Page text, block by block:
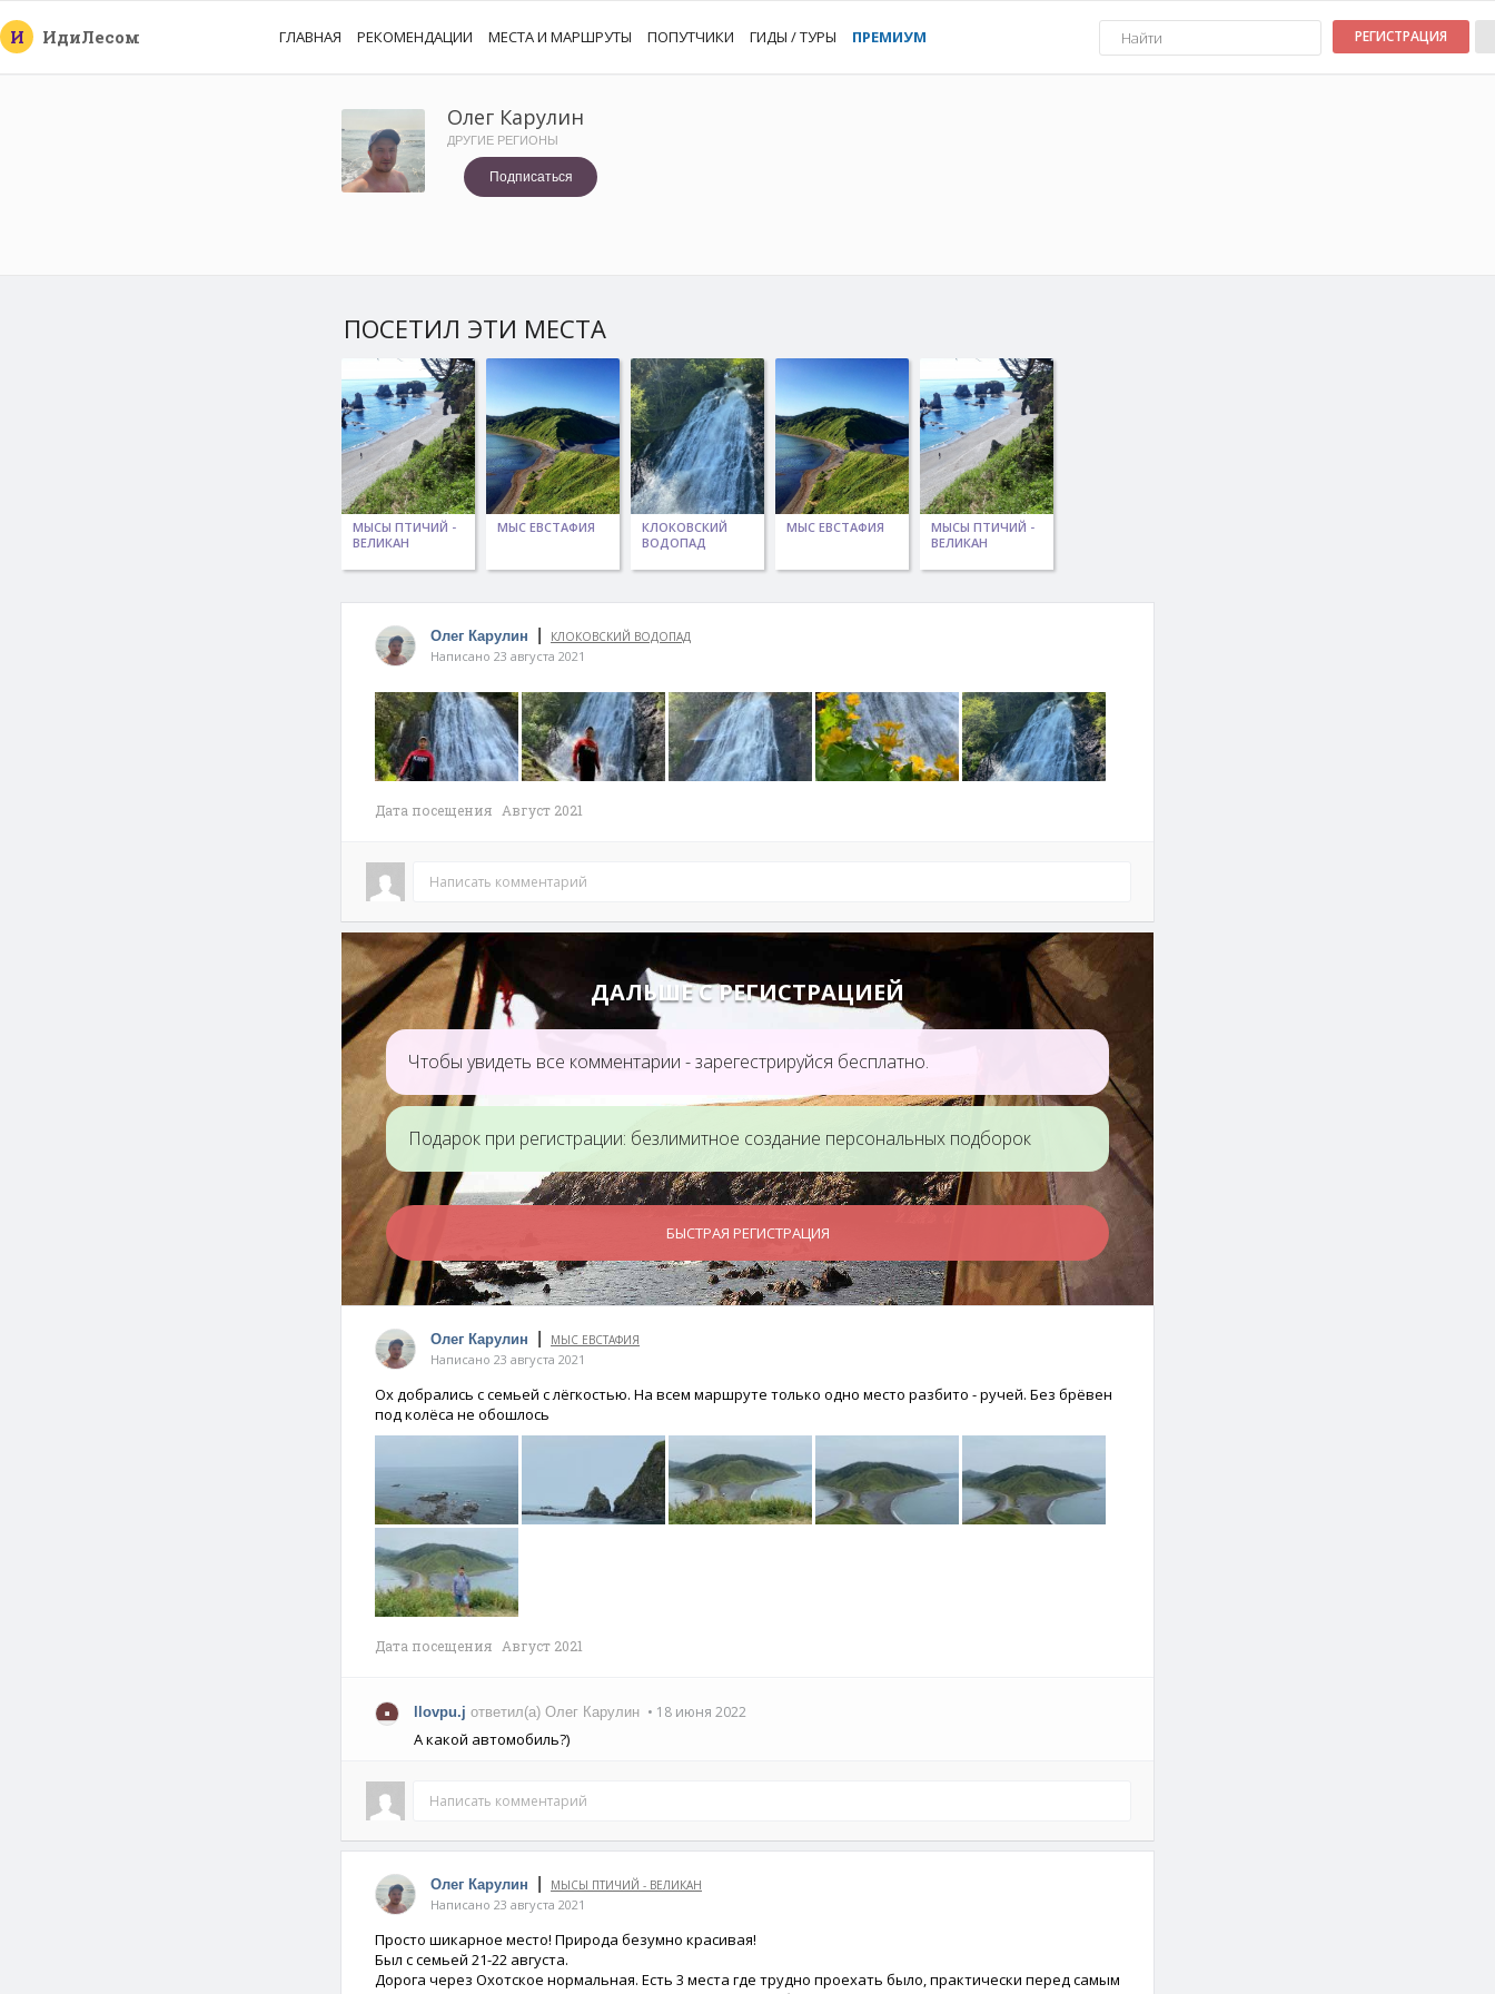
И ИдиЛесом ГЛАВНАЯ РЕКОМЕНДАЦИИ МЕСТА И МАРШРУТЫ ПОПУТЧИКИ ГИДЫ / ТУРЫ ПРЕМИУМ РЕГИСТРАЦИЯ
Олег Карулин
ДРУГИЕ РЕГИОНЫ
Подписаться
ПОСЕТИЛ ЭТИ МЕСТА
МЫСЫ ПТИЧИЙ -
ВЕЛИКАН
МЫС ЕВСТАФИЯ
КЛОКОВСКИЙ
ВОДОПАД
МЫС ЕВСТАФИЯ
МЫСЫ ПТИЧИЙ -
ВЕЛИКАН
Олег Карулин КЛОКОВСКИЙ ВОДОПАД
Написано 23 августа 2021
Дата посещения Август 2021
Написать комментарий
ДАЛЬШЕ С РЕГИСТРАЦИЕЙ
Чтобы увидеть все комментарии - зарегестрируйся бесплатно.
Подарок при регистрации: безлимитное создание персональных подборок
БЫСТРАЯ РЕГИСТРАЦИЯ
Олег Карулин МЫС ЕВСТАФИЯ
Написано 23 августа 2021
Ох добрались с семьей с лёгкостью. На всем маршруте только одно место разбито - ручей. Без брёвен
под колёса не обошлось
Дата посещения Август 2021
llovpu.j ответил(а) Олег Карулин • 18 июня 2022
А какой автомобиль?)
Написать комментарий
Олег Карулин МЫСЫ ПТИЧИЙ - ВЕЛИКАН
Написано 23 августа 2021
Просто шикарное место! Природа безумно красивая!
Был с семьей 21-22 августа.
Дорога через Охотское нормальная. Есть 3 места где трудно проехать было, практически перед самым